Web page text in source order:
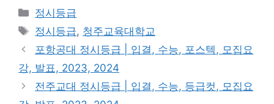
Categories
정시등급
Tags
정시등급, 청주교육대학교
포항공대 정시등급 | 입결, 수능, 포스텍, 모집요
강, 발표, 2023, 2024
전주교대 정시등급 | 입결, 수능, 등급컷, 모집요